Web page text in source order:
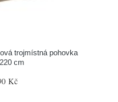
trojmístná pohovka
cm
Kč